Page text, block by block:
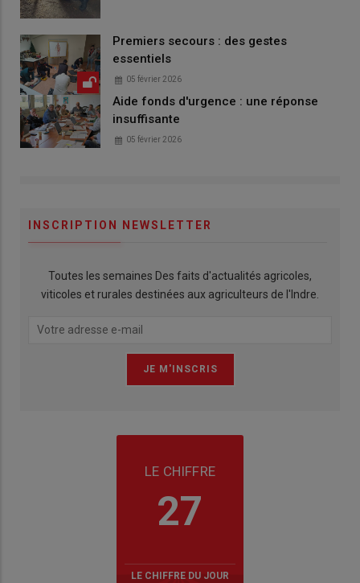
Premiers secours : des gestes
essentiels
05 février 2026
Aide fonds d'urgence : une réponse
insuffisante
05 février 2026
INSCRIPTION NEWSLETTER
Toutes les semaines Des faits d'actualités agricoles,
viticoles et rurales destinées aux agriculteurs de l'Indre.
LE CHIFFRE
27
LE CHIFFRE DU JOUR